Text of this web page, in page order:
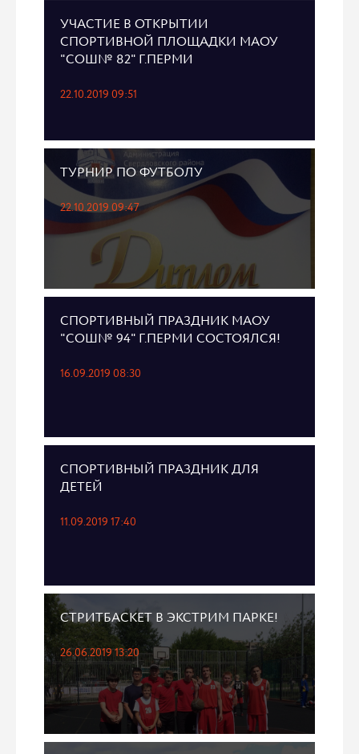
УЧАСТИЕ В ОТКРЫТИИ
СПОРТИВНОЙ ПЛОЩАДКИ МАОУ
"СОШ№ 82" Г.ПЕРМИ
22.10.2019 09:51
ТУРНИР ПО ФУТБОЛУ
22.10.2019 09:47
СПОРТИВНЫЙ ПРАЗДНИК МАОУ
"СОШ№ 94" Г.ПЕРМИ СОСТОЯЛСЯ!
16.09.2019 08:30
СПОРТИВНЫЙ ПРАЗДНИК ДЛЯ
ДЕТЕЙ
11.09.2019 17:40
СТРИТБАСКЕТ В ЭКСТРИМ ПАРКЕ!
26.06.2019 13:20